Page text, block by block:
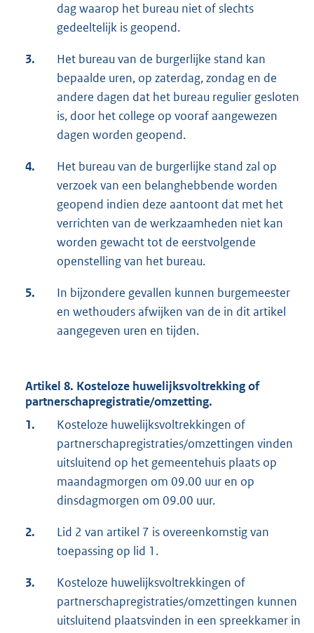
dag waarop het bureau niet of slechts
gedeeltelijk is geopend.
3.
Het bureau van de burgerlijke stand kan
bepaalde uren, op zaterdag, zondag en de
andere dagen dat het bureau regulier gesloten
is, door het college op vooraf aangewezen
dagen worden geopend.
4.
Het bureau van de burgerlijke stand zal op
verzoek van een belanghebbende worden
geopend indien deze aantoont dat met het
verrichten van de werkzaamheden niet kan
worden gewacht tot de eerstvolgende
openstelling van het bureau.
5.
In bijzondere gevallen kunnen burgemeester
en wethouders afwijken van de in dit artikel
aangegeven uren en tijden.
Artikel 8. Kosteloze huwelijksvoltrekking of
partnerschapregistratie/omzetting.
1.
Kosteloze huwelijksvoltrekkingen of
partnerschapregistraties/omzettingen vinden
uitsluitend op het gemeentehuis plaats op
maandagmorgen om 09.00 uur en op
dinsdagmorgen om 09.00 uur.
2.
Lid 2 van artikel 7 is overeenkomstig van
toepassing op lid 1.
3.
Kosteloze huwelijksvoltrekkingen of
partnerschapregistraties/omzettingen kunnen
uitsluitend plaatsvinden in een spreekkamer in